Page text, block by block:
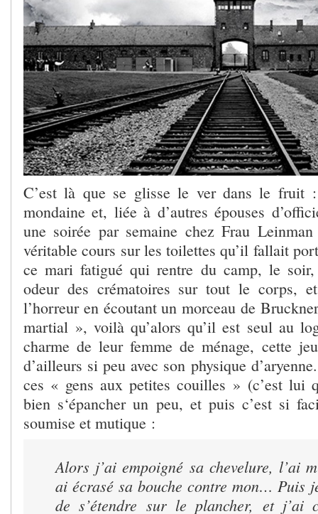
C’est là que se glisse le ver dans le fruit
mondaine et, liée à d’autres épouses
une soirée par semaine chez Frau
véritable cours sur les toilettes qu’il fallait
ce mari fatigué qui rentre du camp, le soir,
odeur des crématoires sur tout le corps,
l’horreur en écoutant un morceau de
martial », voilà qu’alors qu’il est seul au
charme de leur femme de ménage, cette
d’ailleurs si peu avec son physique
ces « gens aux petites couilles » (c’est
bien s‘épancher un peu, et puis c’est si
soumise et mutique :
Alors j’ai empoigné sa chevelure, l’ai
ai écrasé sa bouche contre mon… Puis
de s’étendre sur le plancher, et j’ai